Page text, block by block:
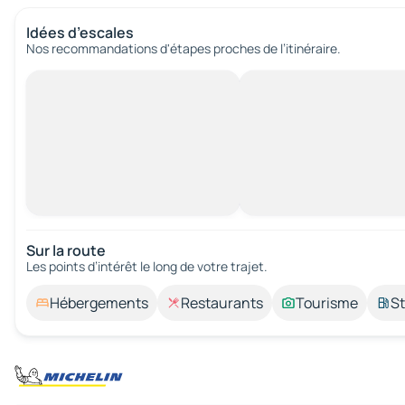
Idées d’escales
Nos recommandations d'étapes proches de l’itinéraire.
Sur la route
Les points d’intérêt le long de votre trajet.
Hébergements Restaurants Tourisme